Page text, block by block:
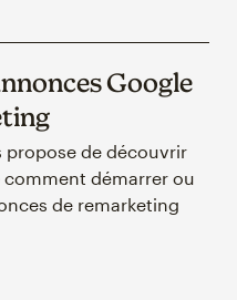
Google
propose de découvrir
comment démarrer ou
de remarketing